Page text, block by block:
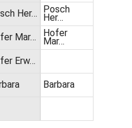
Her…
Mar…
Erw…
Posch
Her…
Hofer
Mar…
Barbara